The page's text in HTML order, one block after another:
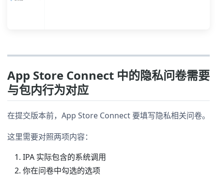
App Store Connect 中的隐私问卷需要
与包内行为对应
在提交版本前，App Store Connect 要填写隐私相关问卷。
这里需要对照两项内容：
IPA 实际包含的系统调用
你在问卷中勾选的选项